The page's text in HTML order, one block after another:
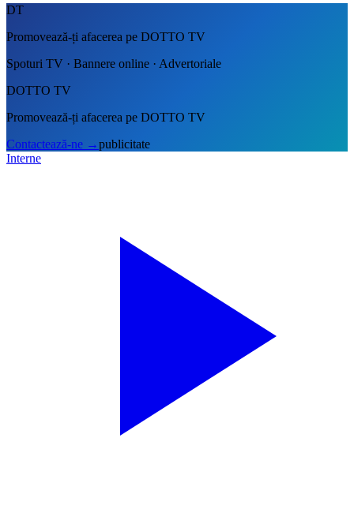
DT
Promovează-ți afacerea pe DOTTO TV
Spoturi TV · Bannere online · Advertoriale
DOTTO TV
Promovează-ți afacerea pe DOTTO TV
Contactează-ne →publicitate
Interne